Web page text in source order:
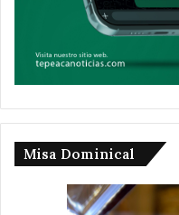
Misa Dominical